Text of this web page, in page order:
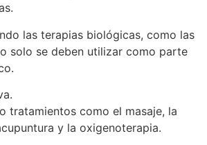
las terapias biológicas, como las
solo se deben utilizar como parte
tratamientos como el masaje, la
y la oxigenoterapia.